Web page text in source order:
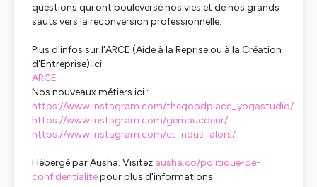
questions qui ont bouleversé nos vies et de nos grands
sauts vers la reconversion professionnelle.
Plus d'infos sur l'ARCE (Aide à la Reprise ou à la Création
d'Entreprise) ici :
ARCE
Nos nouveaux métiers ici :
https://www.instagram.com/thegoodplace_yogastudio/
https://www.instagram.com/gemaucoeur/
https://www.instagram.com/et_nous_alors/
Hébergé par Ausha. Visitez ausha.co/politique-de-
confidentialitepour plus d'informations.